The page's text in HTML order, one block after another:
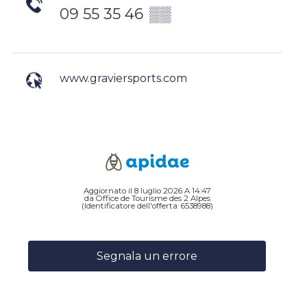
09 55 35 46 ▒▒
www.graviersports.com
Aggiornato il 8 luglio 2026 A 14:47
da Office de Tourisme des 2 Alpes
(Identificatore dell'offerta: 6538988)
Segnala un errore